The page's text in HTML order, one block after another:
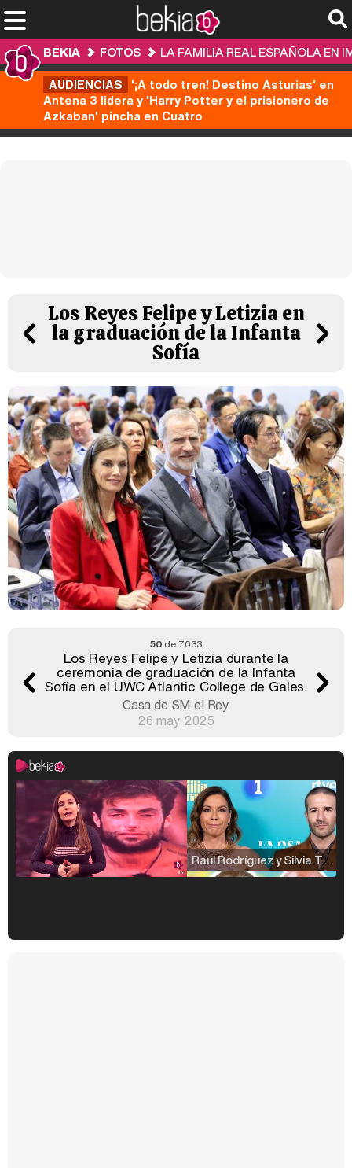
BEKIA FOTOS
LA FAMILIA REAL ESPAÑOLA EN
AUDIENCIAS '¡A todo tren! Destino Asturias' en
Antena 3 lidera y 'Harry Potter y el prisionero de
Azkaban' pincha en Cuatro
Los Reyes Felipe y Letizia en
la graduación de la Infanta
Sofía
50 de 7033
Los Reyes Felipe y Letizia durante la
ceremonia de graduación de la Infanta
Sofía en el UWC Atlantic College de Gales.
Casa de SM el Rey
26 may 2025
Raúl Rodríguez y Silvia Taulés nos cuentan su papel en 'La familia de la tele'